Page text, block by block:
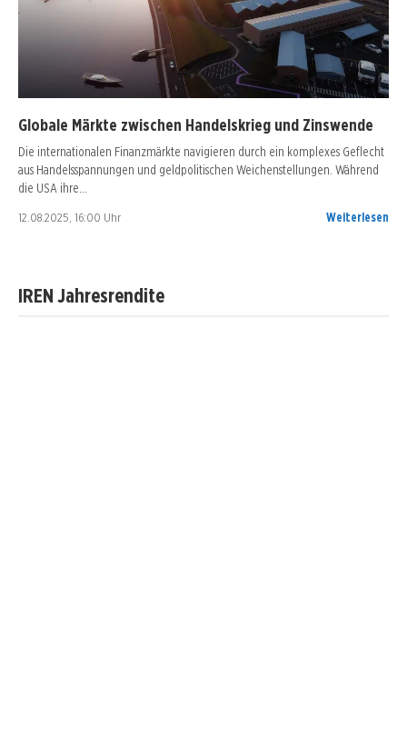
Globale Märkte zwischen Handelskrieg und Zinswende
Die internationalen Finanzmärkte navigieren durch ein komplexes Geflecht
aus Handelsspannungen und geldpolitischen Weichenstellungen. Während
die USA ihre…
12.08.2025, 16:00 Uhr Weiterlesen
IREN Jahresrendite